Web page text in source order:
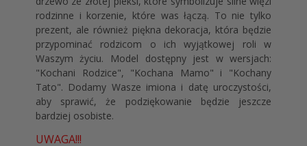
rodzinne i korzenie, które was łączą. To nie tylko
prezent, ale również piękna dekoracja, która będzie
przypominać rodzicom o ich wyjątkowej roli w
Waszym życiu. Model dostępny jest w wersjach:
"Kochani Rodzice", "Kochana Mamo" i "Kochany
Tato". Dodamy Wasze imiona i datę uroczystości,
aby sprawić, że podziękowanie będzie jeszcze
bardziej osobiste.
UWAGA!!!